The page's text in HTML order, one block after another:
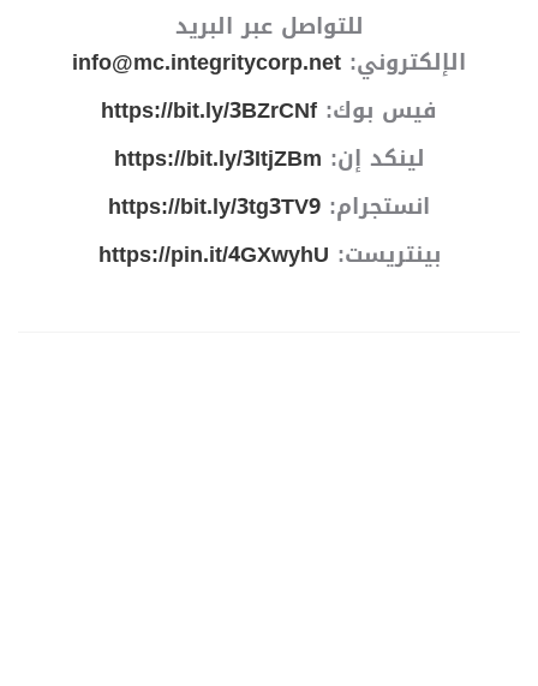
للتواصل عبر البريد
الإلكتروني: info@mc.integritycorp.net
فيس بوك: https://bit.ly/3BZrCNf
لينكد إن: https://bit.ly/3ItjZBm
انستجرام: https://bit.ly/3tg3TV9
بينتريست: https://pin.it/4GXwyhU